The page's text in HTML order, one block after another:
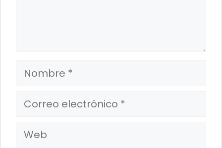
Nombre
Correo
electrónico
Web